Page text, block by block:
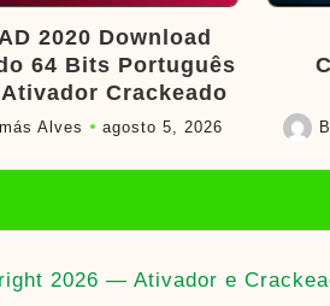
2020 Download
64 Bits Português
Crackeado
Alves agosto 5, 2026
in
by
2026 — Ativador e